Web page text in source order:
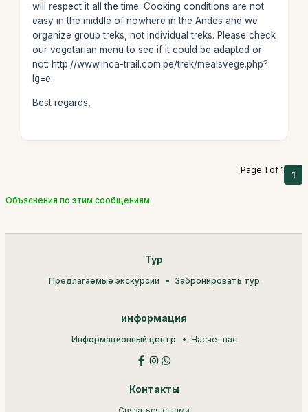
will respect it all the time. Cooking conditions are not
easy in the middle of nowhere in the Andes and we
organize group treks, not individual treks. Please check
our vegetarian menu to see if it could be adapted or
not: http://www.inca-trail.com.pe/trek/mealsvege.php?
lg=e.
Best regards,
Page 1 of 1 1
Объяснения по этим сообщениям
Тур
Предлагаемые экскурсии Забронировать тур
информация
Информационный центр Насчет нас
Контакты
Связаться с нами